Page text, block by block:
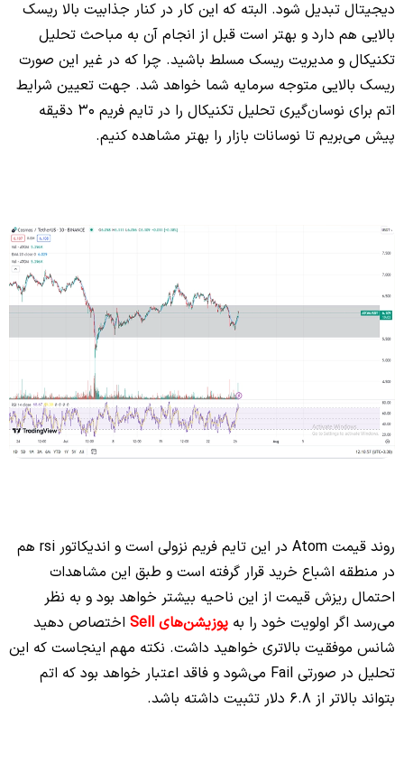
دیجیتال تبدیل شود. البته که این کار در کنار جذابیت بالا ریسک
بالایی هم دارد و بهتر است قبل از انجام آن به مباحث تحلیل
تکنیکال و مدیریت ریسک مسلط باشید. چرا که در غیر این صورت
ریسک بالایی متوجه سرمایه شما خواهد شد. جهت تعیین شرایط
اتم برای نوسان‌گیری تحلیل تکنیکال را در تایم فریم 30 دقیقه
پیش می‌‌بریم تا نوسانات بازار را بهتر مشاهده کنیم.
روند قیمت Atom در این تایم فریم نزولی است و اندیکاتور rsi هم
در منطقه اشباع خرید قرار گرفته است و طبق این مشاهدات
احتمال ریزش قیمت از این ناحیه بیشتر خواهد بود و به نظر
می‌رسد اگر اولویت خود را به پوزیشن‌های Sell
اختصاص دهید
شانس موفقیت بالاتری خواهید داشت. نکته مهم اینجاست که این
تحلیل در صورتی Fail‌ می‌شود و فاقد اعتبار خواهد بود که اتم
بتواند بالاتر از 6.8 دلار تثبیت داشته باشد.